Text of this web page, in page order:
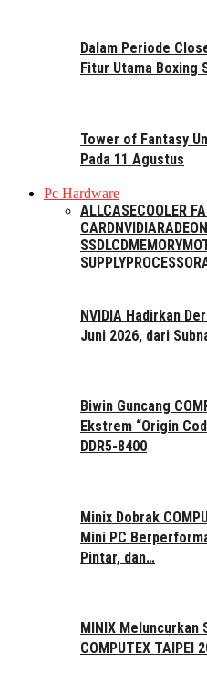
Dalam Periode
Fitur Utama Boxing
Tower of Fantasy
Pada 11 Agustus
Pc Hardware
ALLCASECOOLER
CARDNVIDIARADEON
SSDLCDMEMORY
SUPPLYPROCESSOR
NVIDIA Hadirkan
Juni 2026, dari
Biwin Guncang
Ekstrem “Origin
DDR5-8400
Minix Dobrak
Mini PC
Pintar, dan…
MINIX
COMPUTEX TAIPEI